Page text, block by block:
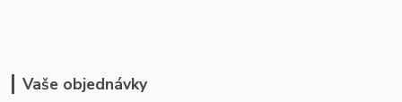
Vaše objednávky